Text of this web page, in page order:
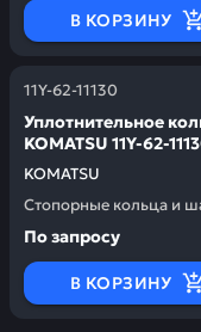
В КОРЗИНУ
11Y-62-11130
KOMATSU
Уплотнительное
KOMATSU 11Y-62-
Стопорные кольца и
Заказывая
По запросу
В КОРЗИНУ